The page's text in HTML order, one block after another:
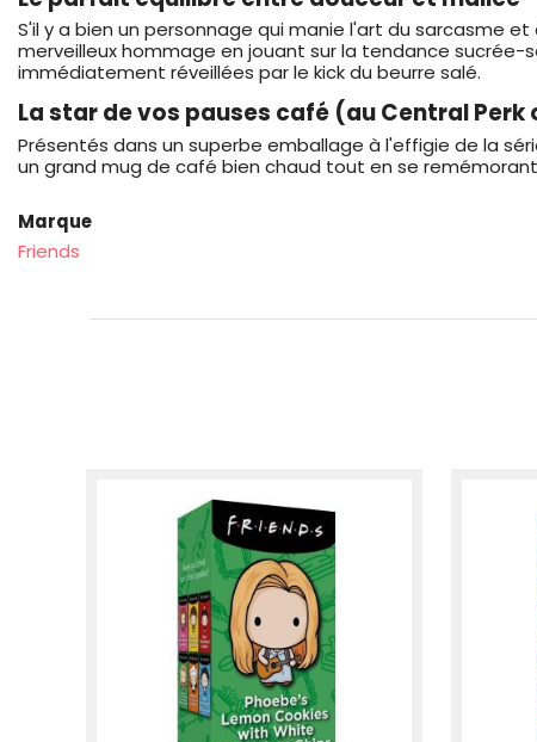
S'il y a bien un personnage qui manie l'art du sarcasme
merveilleux hommage en jouant sur la tendance
immédiatement réveillées par le kick du beurre salé.
La star de vos pauses café (au Central Perk
Présentés dans un superbe emballage à l'effigie de la
un grand mug de café bien chaud tout en se
Marque
Friends